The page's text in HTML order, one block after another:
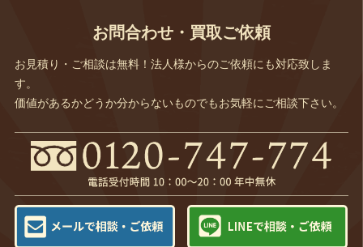
お問合わせ・買取ご依頼
お見積り・ご相談は無料！法人様からのご依頼にも対応致しま
す。
価値があるかどうか分からないものでもお気軽にご相談下さい。